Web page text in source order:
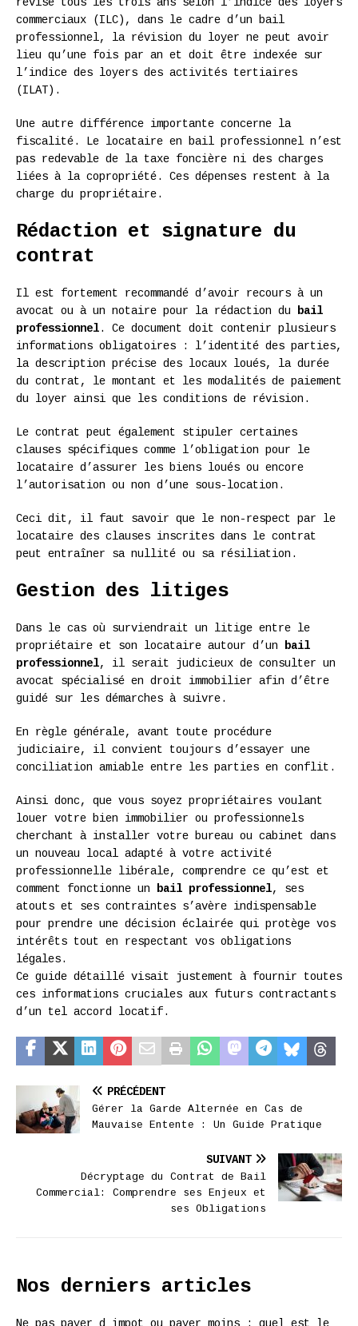
commerciaux (ILC), dans le cadre d’un bail
professionnel, la révision du loyer ne peut avoir
lieu qu’une fois par an et doit être indexée sur
l’indice des loyers des activités tertiaires
(ILAT).
Une autre différence importante concerne la
fiscalité. Le locataire en bail professionnel n’est
pas redevable de la taxe foncière ni des charges
liées à la copropriété. Ces dépenses restent à la
charge du propriétaire.
Rédaction et signature du
contrat
Il est fortement recommandé d’avoir recours à un
avocat ou à un notaire pour la rédaction du
bail
professionnel. Ce document doit contenir plusieurs
informations obligatoires : l’identité des parties,
la description précise des locaux loués, la durée
du contrat, le montant et les modalités de paiement
du loyer ainsi que les conditions de révision.
Le contrat peut également stipuler certaines
clauses spécifiques comme l’obligation pour le
locataire d’assurer les biens loués ou encore
l’autorisation ou non d’une sous-location.
Ceci dit, il faut savoir que le non-respect par le
locataire des clauses inscrites dans le contrat
peut entraîner sa nullité ou sa résiliation.
Gestion des litiges
Dans le cas où surviendrait un litige entre le
propriétaire et son locataire autour d’un
bail
professionnel, il serait judicieux de consulter un
avocat spécialisé en droit immobilier afin d’être
guidé sur les démarches à suivre.
En règle générale, avant toute procédure
judiciaire, il convient toujours d’essayer une
conciliation amiable entre les parties en conflit.
Ainsi donc, que vous soyez propriétaires voulant
louer votre bien immobilier ou professionnels
cherchant à installer votre bureau ou cabinet dans
un nouveau local adapté à votre activité
professionnelle libérale, comprendre ce qu’est et
comment fonctionne un
bail professionnel, ses
atouts et ses contraintes s’avère indispensable
pour prendre une décision éclairée qui protège vos
intérêts tout en respectant vos obligations
légales.
Ce guide détaillé visait justement à fournir toutes
ces informations cruciales aux futurs contractants
d’un tel accord locatif.
PRÉCÉDENT
Gérer la Garde Alternée en Cas de
Mauvaise Entente : Un Guide Pratique
SUIVANT
Décryptage du Contrat de Bail
Commercial: Comprendre ses Enjeux et
ses Obligations
Nos derniers articles
Ne pas payer d impot ou payer moins : quel est le